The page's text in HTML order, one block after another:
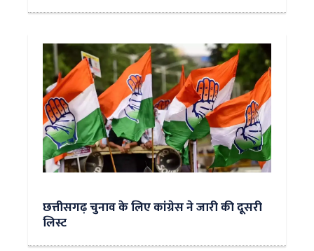
छत्तीसगढ़ चुनाव के लिए कांग्रेस ने जारी की दूसरी
लिस्ट